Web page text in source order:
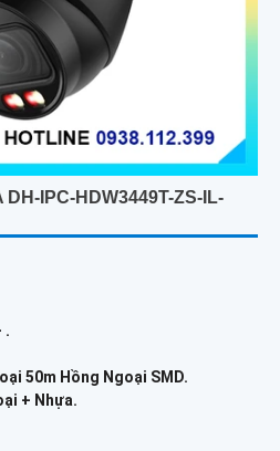
IPC-HDW3449T-ZS-IL-
.
50m Hồng Ngoại SMD.
+ Nhựa.